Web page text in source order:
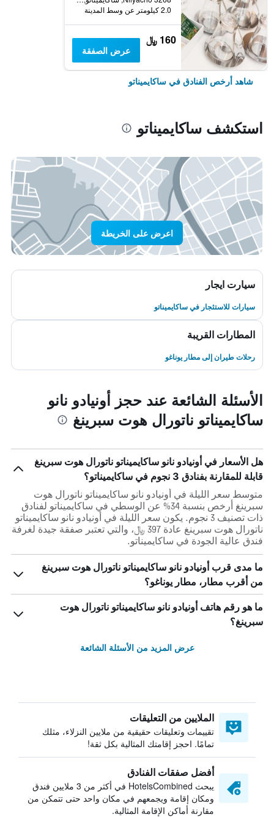
2.0 كيلومتر عن وسط المدينة
160 ﷼
عرض الصفقة
شاهد أرخص الفنادق في ساكايميناتو
استكشف ساكايميناتو
اعرض على الخريطة
سيارت ايجار
سيارات للاستئجار في ساكايميناتو
المطارات القريبة
رحلات طيران إلى مطار يوناغو
الأسئلة الشائعة عند حجز أونيادو نانو
ساكايميناتو ناتورال هوت سبرينغ
هل الأسعار في أونيادو نانو ساكايميناتو ناتورال هوت سبرينغ
قابلة للمقارنة بفنادق 3 نجوم في ساكايميناتو؟
متوسط سعر الليلة في أونيادو نانو ساكايميناتو ناتورال هوت
سبرينغ أرخص بنسبة 34% عن الوسطي في ساكايميناتو لفنادق
ذات تصنيف 3 نجوم. يكون سعر الليلة في أونيادو نانو ساكايميناتو
ناتورال هوت سبرينغ عادة 397 ﷼، والتي تعتبر صفقة جيدة لغرفة
فندق عالية الجودة في ساكايميناتو.
ما مدى قرب أونيادو نانو ساكايميناتو ناتورال هوت سبرينغ
من أقرب مطار، مطار يوناغو؟
ما هو رقم هاتف أونيادو نانو ساكايميناتو ناتورال هوت
سبرينغ؟
عرض المزيد من الأسئلة الشائعة
الملايين من التعليقات
تقييمات وتعليقات حقيقية من ملايين النزلاء، مثلك
تمامًا. احجز إقامتك المثالية بكل ثقة!
أفضل صفقات الفنادق
يبحث HotelsCombined في أكثر من 3 ملايين فندق
ومكان إقامة ويجمعهم في مكان واحد حتى تتمكن من
مقارنة أماكن الإقامة المثالية.